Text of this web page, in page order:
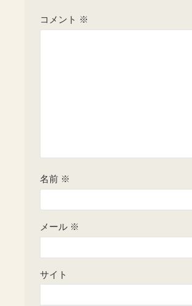
コメント ※
名前 ※
メール ※
サイト